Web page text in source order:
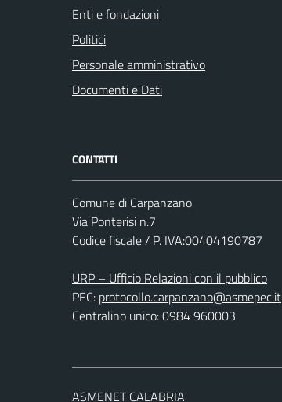
Enti e fondazioni
Politici
Personale amministrativo
Documenti e Dati
CONTATTI
Comune di Carpanzano
Via Ponterisi n.7
Codice fiscale / P. IVA:00404190787
URP – Ufficio Relazioni con il pubblico
PEC: protocollo.carpanzano@asmepec.it
Centralino unico: 0984 960003
ASMENET CALABRIA